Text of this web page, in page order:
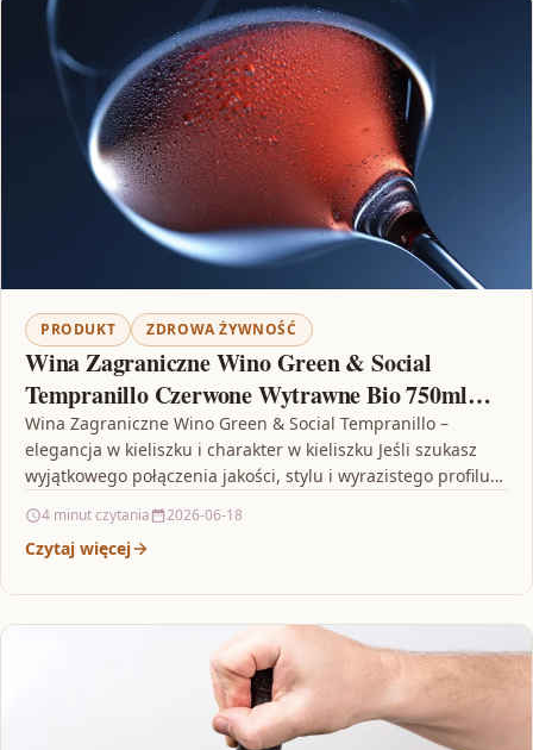
PRODUKT ZDROWA ŻYWNOŚĆ
Wina Zagraniczne Wino Green & Social
Tempranillo Czerwone Wytrawne Bio 750ml
Hiszpania
Wina Zagraniczne Wino Green & Social Tempranillo –
elegancja w kieliszku i charakter w kieliszku Jeśli szukasz
wyjątkowego połączenia jakości, stylu i wyrazistego profilu…
4 minut czytania 2026-06-18
Czytaj więcej